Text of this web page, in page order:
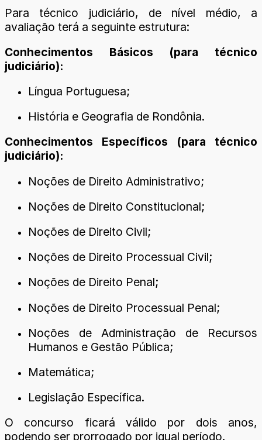
Para técnico judiciário, de nível médio, a
avaliação terá a seguinte estrutura:
Conhecimentos Básicos (para técnico
judiciário):
Língua Portuguesa;
História e Geografia de Rondônia.
Conhecimentos Específicos (para técnico
judiciário):
Noções de Direito Administrativo;
Noções de Direito Constitucional;
Noções de Direito Civil;
Noções de Direito Processual Civil;
Noções de Direito Penal;
Noções de Direito Processual Penal;
Noções de Administração de Recursos
Humanos e Gestão Pública;
Matemática;
Legislação Específica.
O concurso ficará válido por dois anos,
podendo ser prorrogado por igual período.